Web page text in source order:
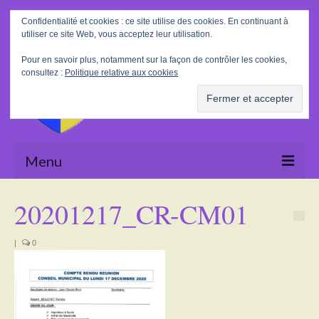
Rechercher
:
Menu
La Mairie
Tourisme
20201217_CR-CM01
| 0
Confidentialité et cookies : ce site utilise des cookies. En continuant à
utiliser ce site Web, vous acceptez leur utilisation.
Pour en savoir plus, notamment sur la façon de contrôler les cookies,
consultez : Politique relative aux cookies